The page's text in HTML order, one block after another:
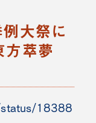
例大祭に
方萃夢
18388